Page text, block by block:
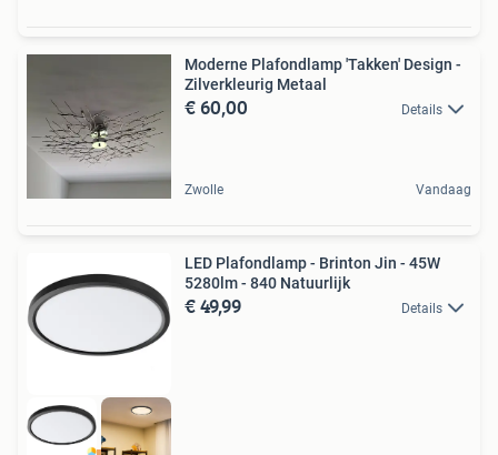
Moderne Plafondlamp 'Takken' Design -
Zilverkleurig Metaal
€ 60,00 Details
Zwolle Vandaag
LED Plafondlamp - Brinton Jin - 45W
5280lm - 840 Natuurlijk
€ 49,99 Details